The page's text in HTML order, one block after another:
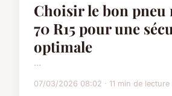
Choisir le bon pneu
70 R15 pour une
optimale
...
07/03/2026 08:02 · 11 min de lecture